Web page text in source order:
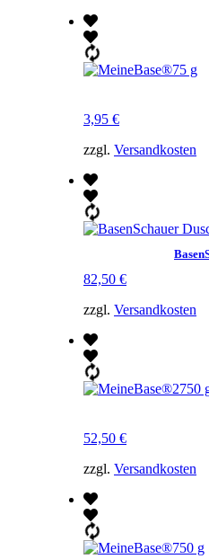
3,95 €
zzgl. Versandkosten
82,50 €
zzgl. Versandkosten
52,50 €
zzgl. Versandkosten